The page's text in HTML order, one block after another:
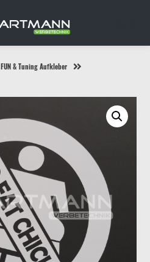
FUN & Tuning Aufkleber